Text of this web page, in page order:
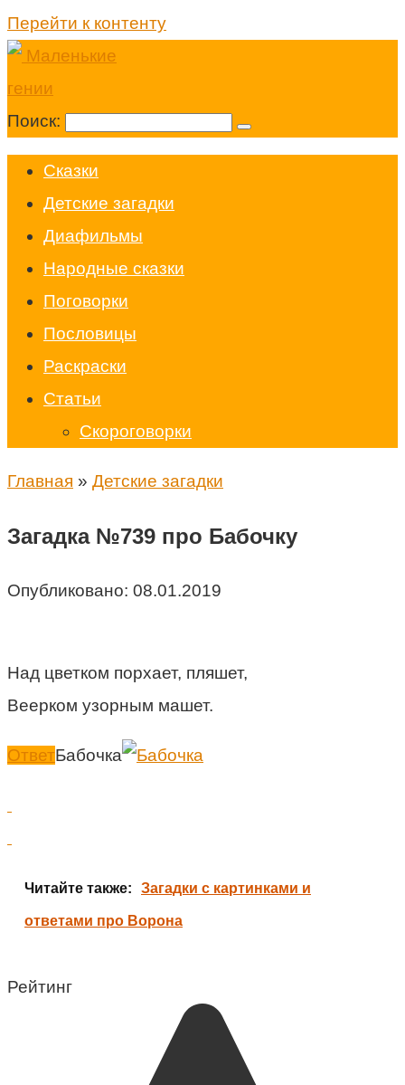
Перейти к контенту
Поиск:
Cказки
Детские загадки
Диафильмы
Народные сказки
Поговорки
Пословицы
Раскраски
Статьи
Скороговорки
Главная » Детские загадки
Загадка №739 про Бабочку
Опубликовано: 08.01.2019
Над цветком порхает, пляшет,
Веерком узорным машет.
ОтветБабочка
Читайте также: Загадки с картинками и
ответами про Ворона
Рейтинг